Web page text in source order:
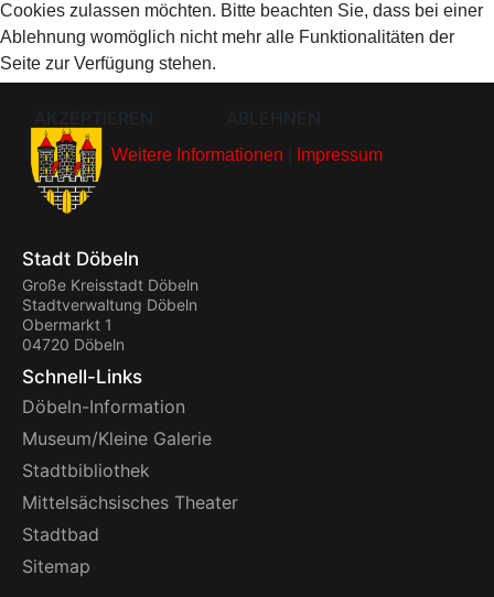
Stadt Döbeln
Große Kreisstadt Döbeln
Stadtverwaltung Döbeln
Obermarkt 1
04720 Döbeln
Schnell-Links
Döbeln-Information
Museum/Kleine Galerie
Stadtbibliothek
Mittelsächsisches Theater
Stadtbad
Sitemap
Cookies zulassen möchten. Bitte beachten Sie, dass bei einer
Ablehnung womöglich nicht mehr alle Funktionalitäten der
Seite zur Verfügung stehen.
Weitere Informationen Impressum